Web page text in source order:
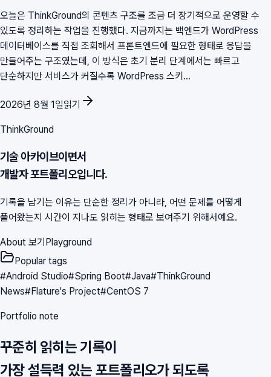
오늘은 ThinkGround의 콘텐츠 구조를 조금 더 장기적으로 운영할 수
있도록 정리하는 작업을 진행했다. 지금까지는 백엔드가 WordPress
데이터베이스를 직접 조회해서 프론트엔드에 필요한 형태로 응답을
만들어주는 구조였는데, 이 방식은 초기 분리 단계에서는 빠르고
단순하지만 서비스가 커질수록 WordPress 스키...
2026년 8월 1일읽기
ThinkGround
기술 아카이브이면서
개발자 포트폴리오입니다.
기록을 남기는 이유는 단순한 정리가 아니라, 어떤 문제를 어떻게
풀어왔는지 시간이 지나도 읽히는 형태로 보여주기 위해서예요.
About 보기Playground
Popular tags
#Android Studio#Spring Boot#Java#ThinkGround
News#Flature's Project#CentOS 7
Portfolio note
꾸준히 읽히는 기록이
가장 설득력 있는 포트폴리오가 되도록